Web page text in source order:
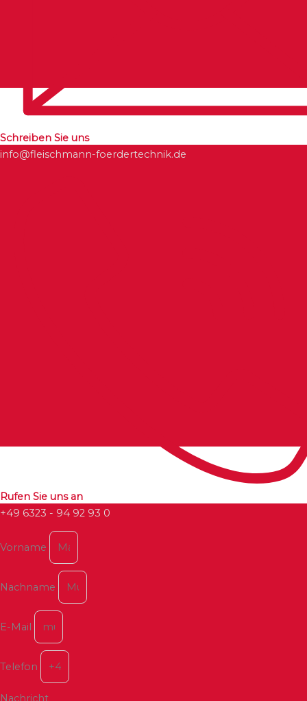
Schreiben Sie uns
info@fleischmann-foerdertechnik.de
Rufen Sie uns an
+49 6323 - 94 92 93 0
Vorname
Nachname
E-Mail
Telefon
Nachricht